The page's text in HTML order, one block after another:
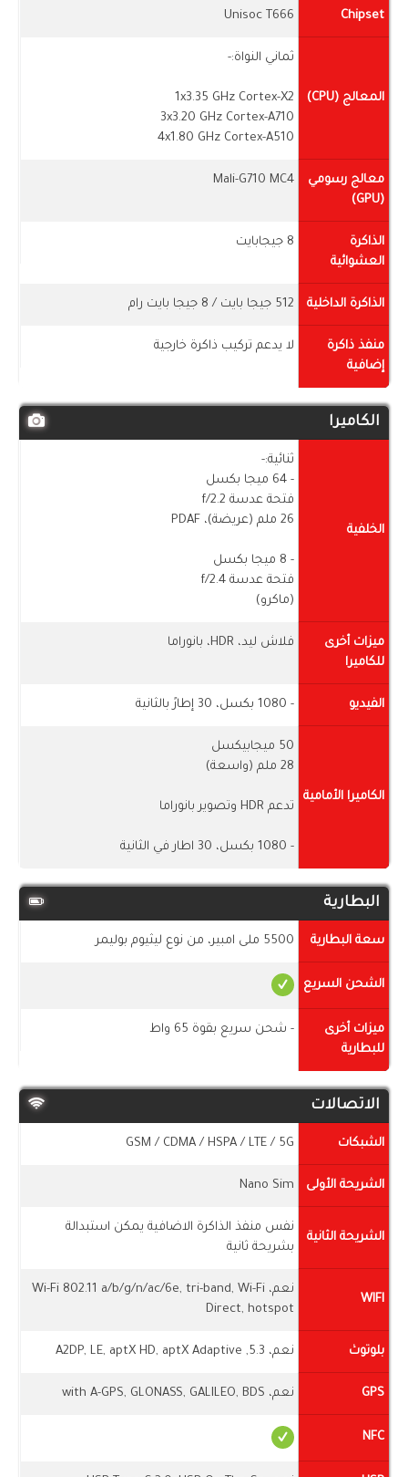
Chipset
Unisoc T666
المعالج (CPU)
ثماني النواة:-
1x3.35 GHz Cortex-X2
3x3.20 GHz Cortex-A710
4x1.80 GHz Cortex-A510
معالج رسومي
(GPU)
Mali-G710 MC4
الذاكرة
العشوائية
8 جيجابايت
الذاكرة الداخلية 512 جيجا بايت / 8 جيجا بايت رام
منفذ ذاكرة
إضافية
لا يدعم تركيب ذاكرة خارجية
الكاميرا
الخلفية
ثنائية:-
- 64 ميجا بكسل
فتحة عدسة f/2.2
26 ملم (عريضة)، PDAF
- 8 ميجا بكسل
فتحة عدسة f/2.4
(ماكرو)
ميزات أخرى
للكاميرا
فلاش ليد، HDR، بانوراما
الفيديو - 1080 بكسل، 30 إطارً بالثانية
الكاميرا الأمامية
50 ميجابيكسل
28 ملم (واسعة)
تدعم HDR وتصوير بانوراما
- 1080 بكسل، 30 اطار في الثانية
البطارية
سعة البطارية 5500 ملى امبير، من نوع ليثيوم بوليمر
الشحن السريع
ميزات أخرى
للبطارية
- شحن سريع بقوة 65 واط
الاتصالات
الشبكات GSM / CDMA / HSPA / LTE / 5G
الشريحة الأولى Nano Sim
الشريحة الثانية
نفس منفذ الذاكرة الاضافية يمكن استبدالة
بشريحة ثانية
WIFI
نعم، Wi-Fi 802.11 a/b/g/n/ac/6e, tri-band, Wi-Fi
Direct, hotspot
بلوتوث نعم، 5.3, A2DP, LE, aptX HD, aptX Adaptive
GPS نعم، with A-GPS, GLONASS, GALILEO, BDS
NFC